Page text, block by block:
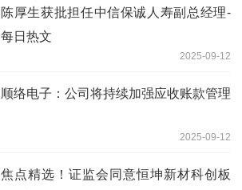
陈厚生获批担任中信保诚人寿副总经理-
每日热文
2025-09-12
顺络电子：公司将持续加强应收账款管理
2025-09-12
焦点精选！证监会同意恒坤新材科创板